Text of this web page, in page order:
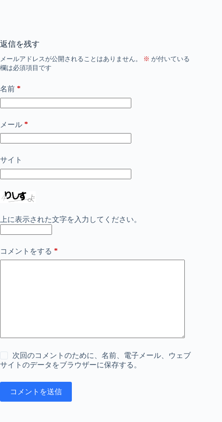
返信を残す
メールアドレスが公開されることはありません。 ※ が付いている
欄は必須項目です
名前 *
メール *
サイト
上に表示された文字を入力してください。
コメントをする *
次回のコメントのために、名前、電子メール、ウェブ
サイトのデータをブラウザーに保存する。
コメントを送信